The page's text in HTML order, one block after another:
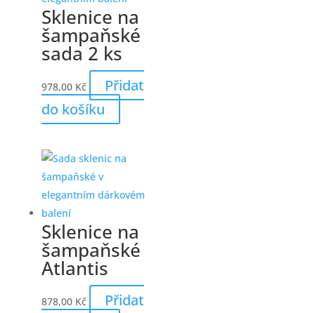
Sklenice na
šampaňské
sada 2 ks
978,00 Kč
Přidat
do košíku
Sklenice na
šampaňské
Atlantis
878,00 Kč
Přidat